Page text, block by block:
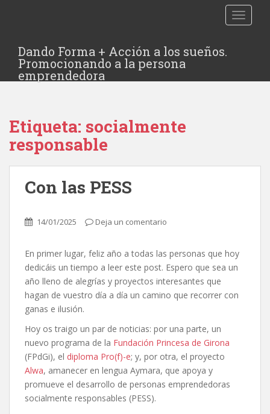
Dando Forma + Acción a los sueños.
Promocionando a la persona
emprendedora
Etiqueta: socialmente
responsable
Con las PESS
14/01/2025 Deja un comentario
En primer lugar, feliz año a todas las personas que hoy
dedicáis un tiempo a leer este post. Espero que sea un
año lleno de alegrías y proyectos interesantes que
hagan de vuestro día a día un camino que recorrer con
ganas e ilusión.
Hoy os traigo un par de noticias: por una parte, un
nuevo programa de la Fundación Princesa de Girona
(FPdGi), el diploma Pro(f)-e; y, por otra, el proyecto
Alwa, amanecer en lengua Aymara, que apoya y
promueve el desarrollo de personas emprendedoras
socialmente responsables (PESS).